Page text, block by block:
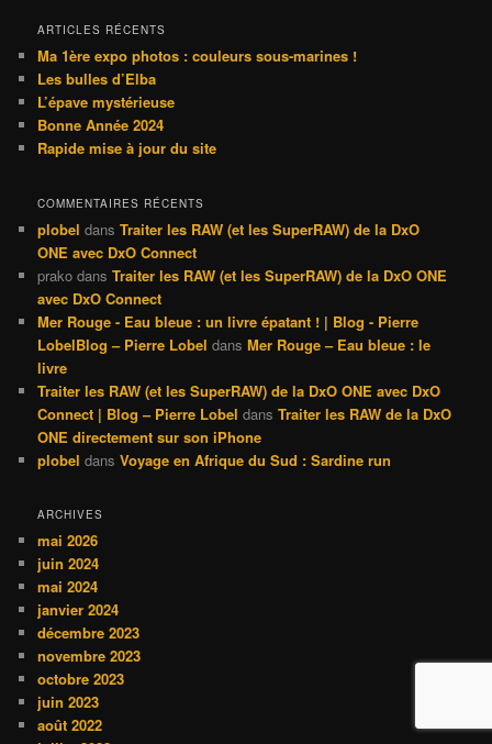
h
r
c
h
e
ARTICLES RÉCENTS
Ma 1ère expo photos : couleurs sous-marines !
Les bulles d’Elba
L’épave mystérieuse
Bonne Année 2024
Rapide mise à jour du site
COMMENTAIRES RÉCENTS
plobel dansTraiter les RAW (et les SuperRAW) de la DxO
ONE avec DxO Connect
prako dansTraiter les RAW (et les SuperRAW) de la DxO ONE
avec DxO Connect
Mer Rouge - Eau bleue : un livre épatant ! | Blog - Pierre
LobelBlog – Pierre Lobel dansMer Rouge – Eau bleue : le
livre
Traiter les RAW (et les SuperRAW) de la DxO ONE avec DxO
Connect | Blog – Pierre Lobel dansTraiter les RAW de la DxO
ONE directement sur son iPhone
plobel dansVoyage en Afrique du Sud : Sardine run
ARCHIVES
mai 2026
juin 2024
mai 2024
janvier 2024
décembre 2023
novembre 2023
octobre 2023
juin 2023
août 2022